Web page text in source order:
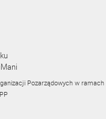
Pozarządowych w ramach